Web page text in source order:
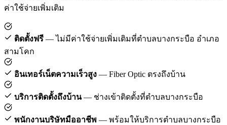
ค่าใช้จ่ายเพิ่มเติม
ติดตั้งฟรี — ไม่มีค่าใช้จ่ายเพิ่มเติมที่ตำบลบางกระบือ อำเภอ
สามโคก
อินเทอร์เน็ตความเร็วสูง — Fiber Optic ตรงถึงบ้าน
บริการติดตั้งถึงบ้าน— ช่างเข้าติดตั้งที่ตำบลบางกระบือ
พนักงานบริษัทมืออาชีพ — พร้อมให้บริการตำบลบางกระบือ